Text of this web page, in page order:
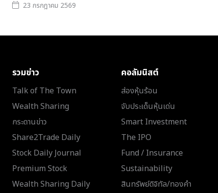
23 กรกฎาคม 2569
รวมข่าว
Talk of The Town
Wealth Sharing
กระดานข่าว
Share2Trade Daily
Stock Daily Journal
Premium Stock
Wealth Sharing Daily
คอลัมนิสต์
ส่องหุ้นร้อน
จับประเด็นหุ้นเด่น
Smart Investment
The IPO
Fund / Insurance
Sustainability
สินทรัพย์ดิจิทัล/ทองคำ